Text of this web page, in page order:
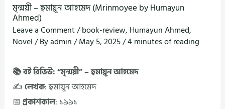
মৃন্ময়ী – হুমায়ূন আহমেদ (Mrinmoyee by Humayun
Ahmed)
Leave a Comment/book-review, Humayun Ahmed,
Novel/ Byadmin/May 5, 2025/4 minutes of reading
📚 বই রিভিউ: “মৃন্ময়ী” – হুমায়ূন আহমেদ
✍️লেখক: হুমায়ূন আহমেদ
📅প্রকাশকাল: ১৯৯১